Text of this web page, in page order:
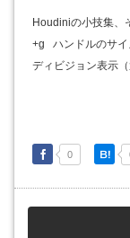
Houdiniの小技集、
+g ハンドルのサイ
ディビジョン表示
0